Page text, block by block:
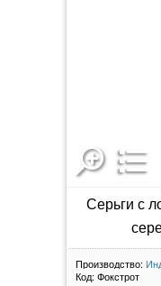
Серьги с
Производство:
Код: Фокстрот